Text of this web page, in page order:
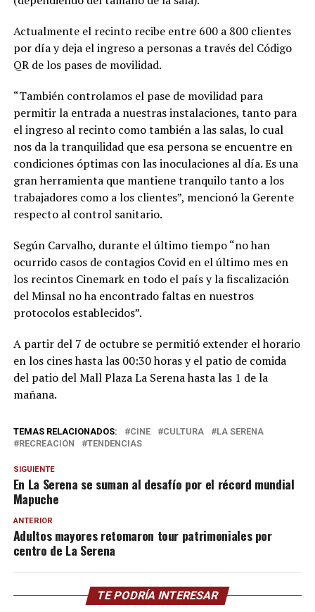
Actualmente el recinto recibe entre 600 a 800 clientes
por día y deja el ingreso a personas a través del Código
QR de los pases de movilidad.
“También controlamos el pase de movilidad para
permitir la entrada a nuestras instalaciones, tanto para
el ingreso al recinto como también a las salas, lo cual
nos da la tranquilidad que esa persona se encuentre en
condiciones óptimas con las inoculaciones al día. Es una
gran herramienta que mantiene tranquilo tanto a los
trabajadores como a los clientes”, mencionó la Gerente
respecto al control sanitario.
Según Carvalho, durante el último tiempo “no han
ocurrido casos de contagios Covid en el último mes en
los recintos Cinemark en todo el país y la fiscalización
del Minsal no ha encontrado faltas en nuestros
protocolos establecidos”.
A partir del 7 de octubre se permitió extender el horario
en los cines hasta las 00:30 horas y el patio de comida
del patio del Mall Plaza La Serena hasta las 1 de la
mañana.
TEMAS RELACIONADOS: CINE CULTURA
LA SERENA
RECREACIÓN
TENDENCIAS
SIGUIENTE
En La Serena se suman al desafío por el récord mundial
Mapuche
ANTERIOR
Adultos mayores retomaron tour patrimoniales por
centro de La Serena
TE PODRÍA INTERESAR